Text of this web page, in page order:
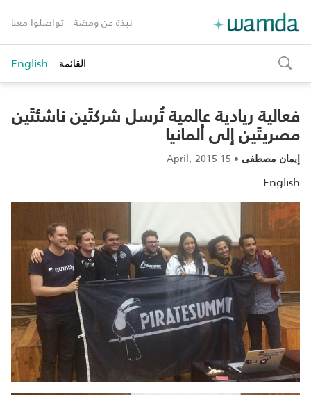
نبذة عن ومضة تواصلوا معنا
toggle
search
القائمة English
فعالية ريادية عالمية تُرسل شركتَين ناشئتَين
مصريتَين إلى ألمانيا‎
إيمان مصطفى •
15 April, 2015
English